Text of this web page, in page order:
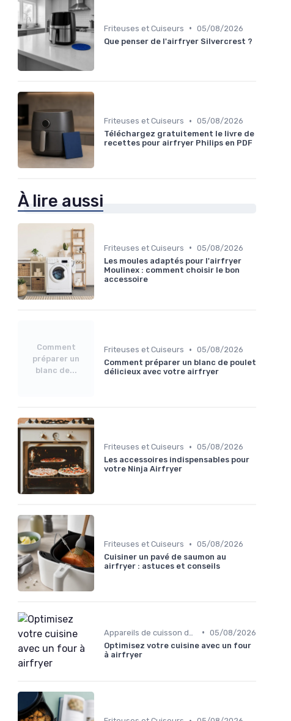
Friteuses et Cuiseurs • 05/08/2026
Que penser de l'airfryer Silvercrest ?
Friteuses et Cuiseurs • 05/08/2026
Téléchargez gratuitement le livre de
recettes pour airfryer Philips en PDF
À lire aussi
Friteuses et Cuiseurs • 05/08/2026
Les moules adaptés pour l'airfryer
Moulinex : comment choisir le bon
accessoire
Comment
préparer un
blanc de...
Friteuses et Cuiseurs • 05/08/2026
Comment préparer un blanc de poulet
délicieux avec votre airfryer
Friteuses et Cuiseurs • 05/08/2026
Les accessoires indispensables pour
votre Ninja Airfryer
Friteuses et Cuiseurs • 05/08/2026
Cuisiner un pavé de saumon au
airfryer : astuces et conseils
• 05/08/2026
Optimisez votre cuisine avec un four
à airfryer